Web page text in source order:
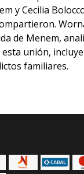
y Cecilia
de Menem,
unión,
familiares.